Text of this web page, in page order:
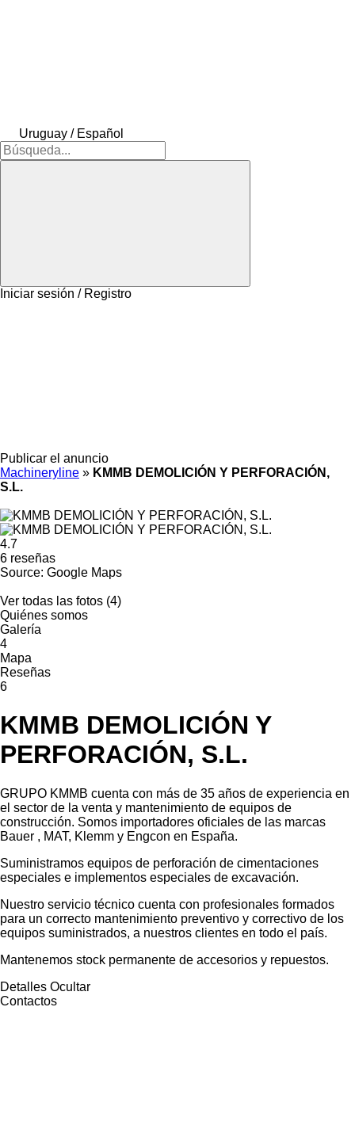
Uruguay / Español
Iniciar sesión / Registro
Publicar el anuncio
Machineryline » KMMB DEMOLICIÓN Y PERFORACIÓN,
S.L.
4.7
6 reseñas
Source: Google Maps
Ver todas las fotos (4)
Quiénes somos
Galería
4
Mapa
Reseñas
6
KMMB DEMOLICIÓN Y
PERFORACIÓN, S.L.
GRUPO KMMB cuenta con más de 35 años de experiencia en
el sector de la venta y mantenimiento de equipos de
construcción. Somos importadores oficiales de las marcas
Bauer , MAT, Klemm y Engcon en España.
Suministramos equipos de perforación de cimentaciones
especiales e implementos especiales de excavación.
Nuestro servicio técnico cuenta con profesionales formados
para un correcto mantenimiento preventivo y correctivo de los
equipos suministrados, a nuestros clientes en todo el país.
Mantenemos stock permanente de accesorios y repuestos.
Detalles Ocultar
Contactos